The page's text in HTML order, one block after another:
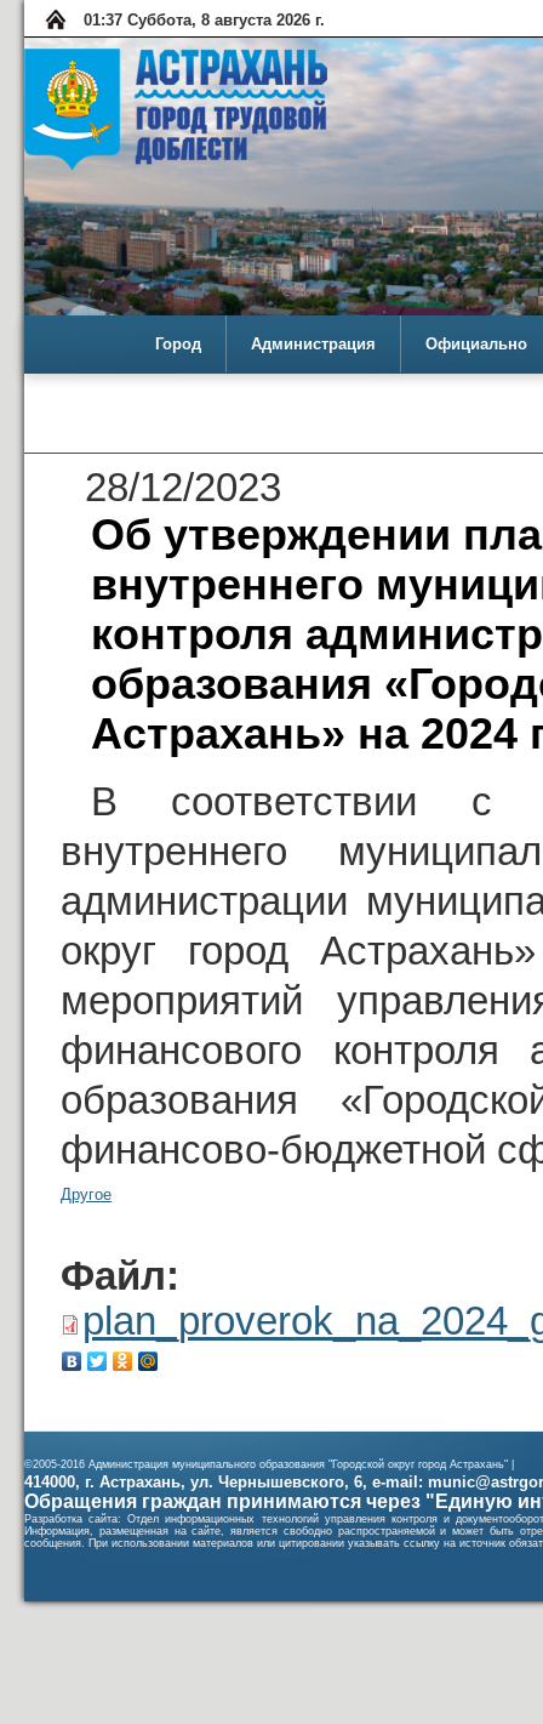
01:37 Суббота, 8 августа 2026 г.
Город Администрация Официально
28/12/2023
Об утверждении
внутреннего
контроля
образования
Астрахань» на 2024
В соответствии с
внутреннего
администрации
округ город
мероприятий
финансового контроля
образования
финансово-бюджетной
Другое
Файл:
©2005-2016 Администрация муниципального образования "Городской округ город Астрахань" |
414000, г. Астрахань, ул. Чернышевского, 6, e-mail:
Обращения граждан принимаются через "Единую
Разработка сайта: Отдел информационных технологий управления контроля и
Информация, размещенная на сайте, является свободно распространяемой и может быть
сообщения. При использовании материалов или цитировании указывать ссылку на источник